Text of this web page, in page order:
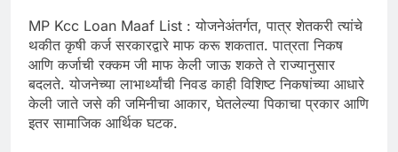
MP Kcc Loan Maaf List : योजनेअंतर्गत, पात्र शेतकरी त्यांचे
थकीत कृषी कर्ज सरकारद्वारे माफ करू शकतात. पात्रता निकष
आणि कर्जाची रक्कम जी माफ केली जाऊ शकते ते राज्यानुसार
बदलते. योजनेच्या लाभार्थ्यांची निवड काही विशिष्ट निकषांच्या आधारे
केली जाते जसे की जमिनीचा आकार, घेतलेल्या पिकाचा प्रकार आणि
इतर सामाजिक आर्थिक घटक.